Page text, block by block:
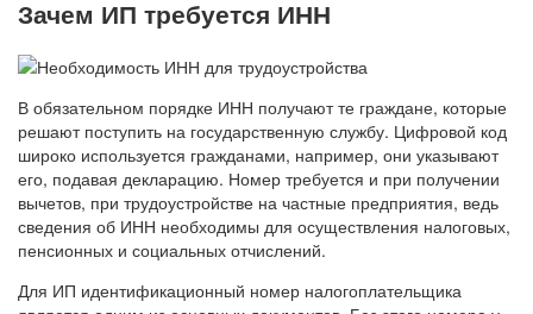
Зачем ИП требуется ИНН
В обязательном порядке ИНН получают те граждане, которые
решают поступить на государственную службу. Цифровой код
широко используется гражданами, например, они указывают
его, подавая декларацию. Номер требуется и при получении
вычетов, при трудоустройстве на частные предприятия, ведь
сведения об ИНН необходимы для осуществления налоговых,
пенсионных и социальных отчислений.
Для ИП идентификационный номер налогоплательщика